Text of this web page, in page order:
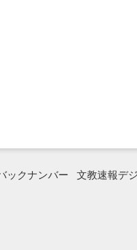
ックナンバー 文教速報デ